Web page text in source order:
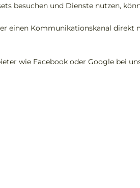
besuchen und Dienste nutzen,
einen Kommunikationskanal direkt
wie Facebook oder Google bei